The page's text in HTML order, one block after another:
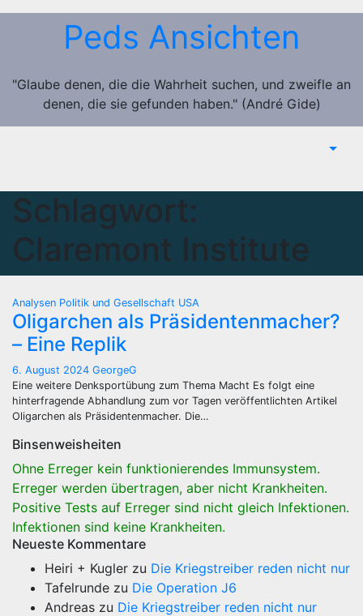
Zum
Peds Ansichten
"Glaube denen, die die Wahrheit suchen, und zweifle an
denen, die sie gefunden haben." (André Gide)
Schlagwort:
Claremont Institute
Analysen Politik und Gesellschaft USA
Oligarchen als Präsidentenmacher?
– Eine Replik
6. August 2024 GeorgeG
Eine weitere Denksportübung zum Thema Macht Es folgt eine
hinterfragende Abhandlung zum vor Tagen veröffentlichten Artikel
Oligarchen als Präsidentenmacher. Die…
Binsenweisheiten
Ohne Erreger kein funktionierendes Immunsystem.
Erreger werden übertragen, aber nicht Krankheiten.
Positive Tests auf Erreger sind nicht gleich Infektionen.
Infektionen sind keine Krankheiten.
Neueste Kommentare
Heiri + Kugler zu Die Kriegstreiber reden nicht nur
Tafelrunde zu Die Operation J6
Andreas zu Die Kriegstreiber reden nicht nur